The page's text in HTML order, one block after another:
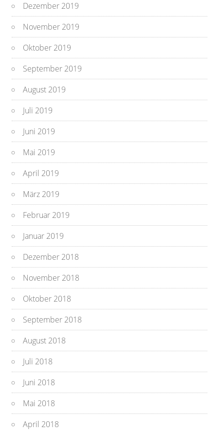
Dezember 2019
November 2019
Oktober 2019
September 2019
August 2019
Juli 2019
Juni 2019
Mai 2019
April 2019
März 2019
Februar 2019
Januar 2019
Dezember 2018
November 2018
Oktober 2018
September 2018
August 2018
Juli 2018
Juni 2018
Mai 2018
April 2018